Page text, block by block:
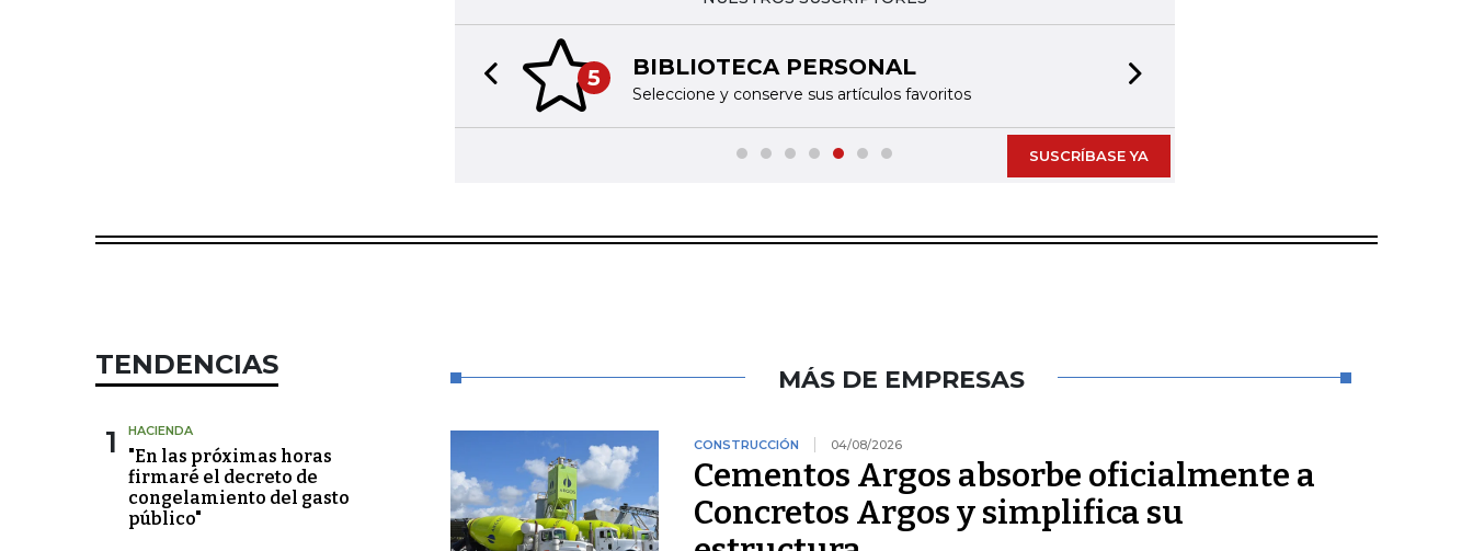
5 BIBLIOTECA PERSONAL
Seleccione y conserve sus artículos favoritos
Previous slide
SUSCRÍBASE YA
TENDENCIAS
1 HACIENDA
"En las próximas horas
firmaré el decreto de
congelamiento del gasto
público"
MÁS DE EMPRESAS
CONSTRUCCIÓN 04/08/2026
Cementos Argos absorbe oficialmente a
Concretos Argos y simplifica su